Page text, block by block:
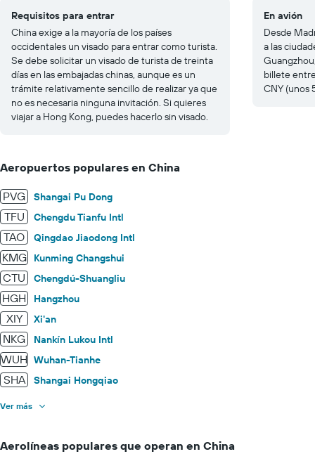
Requisitos para entrar
China exige a la mayoría de los países
occidentales un visado para entrar como turista.
Se debe solicitar un visado de turista de treinta
días en las embajadas chinas, aunque es un
trámite relativamente sencillo de realizar ya que
no es necesaria ninguna invitación. Si quieres
viajar a Hong Kong, puedes hacerlo sin visado.
En avión
Desde
a las
billete
CNY (unos
Aeropuertos populares en China
PVG Shangai Pu Dong
TFU Chengdu Tianfu Intl
TAO Qingdao Jiaodong Intl
KMG Kunming Changshui
CTU Chengdú-Shuangliu
HGH Hangzhou
XIY Xi'an
NKG Nankín Lukou Intl
WUH Wuhan-Tianhe
SHA Shangai Hongqiao
Ver más
Aerolíneas populares que operan en China